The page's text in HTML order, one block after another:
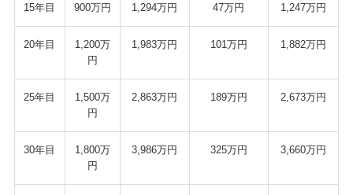
15年目 900万円 1,294万円 47万円 1,247万円
20年目
1,200万
円
1,983万円 101万円 1,882万円
25年目
1,500万
円
2,863万円 189万円 2,673万円
30年目
1,800万
円
3,986万円 325万円 3,660万円